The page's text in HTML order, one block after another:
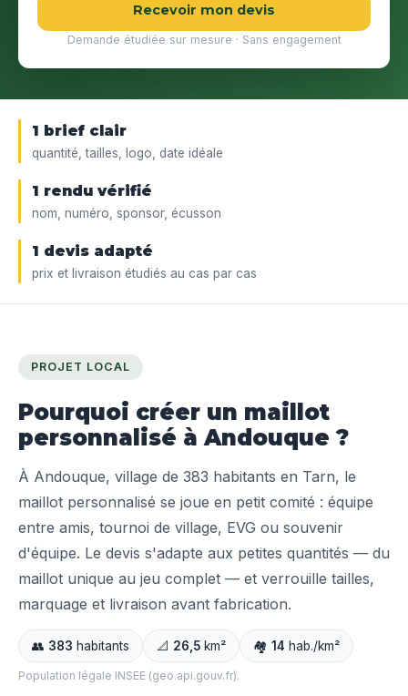
Recevoir mon devis
Demande étudiée sur mesure · Sans engagement
1 brief clair
quantité, tailles, logo, date idéale
1 rendu vérifié
nom, numéro, sponsor, écusson
1 devis adapté
prix et livraison étudiés au cas par cas
PROJET LOCAL
Pourquoi créer un maillot
personnalisé à Andouque ?
À Andouque, village de 383 habitants en Tarn, le
maillot personnalisé se joue en petit comité : équipe
entre amis, tournoi de village, EVG ou souvenir
d'équipe. Le devis s'adapte aux petites quantités — du
maillot unique au jeu complet — et verrouille tailles,
marquage et livraison avant fabrication.
👥 383 habitants 📐 26,5 km² 🏘️ 14 hab./km²
Population légale INSEE (geo.api.gouv.fr).